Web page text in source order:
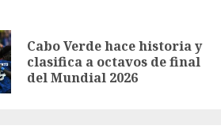
Cabo Verde hace historia y
clasifica a octavos de final
del Mundial 2026